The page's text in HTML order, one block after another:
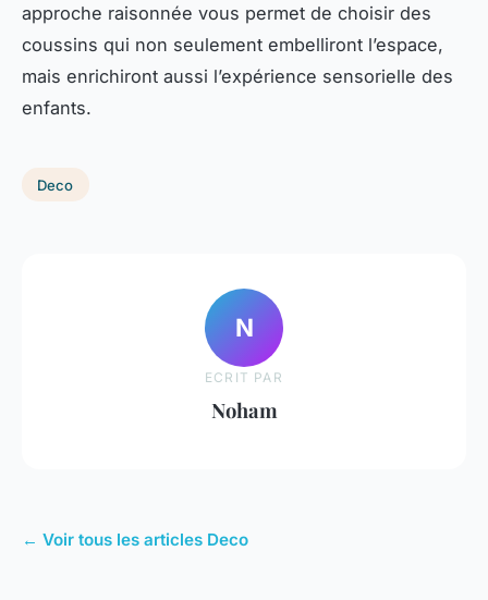
approche raisonnée vous permet de choisir des
coussins qui non seulement embelliront l’espace,
mais enrichiront aussi l’expérience sensorielle des
enfants.
Deco
N
ECRIT PAR
Noham
← Voir tous les articles Deco